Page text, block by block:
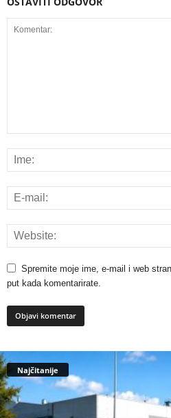
Spremite moje ime, e-mail i web
put kada komentarirate.
Najčitanije